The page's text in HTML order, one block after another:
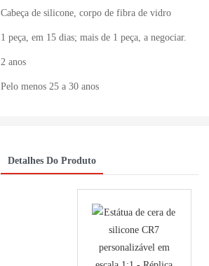
Cabeça de silicone, corpo de fibra de vidro
1 peça, em 15 dias; mais de 1 peça, a negociar.
2 anos
Pelo menos 25 a 30 anos
Detalhes Do Produto